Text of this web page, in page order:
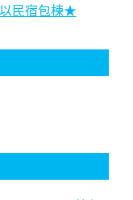
以民宿包棟★